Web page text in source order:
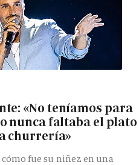
«No teníamos para
nunca faltaba el plato
churrería»
fue su niñez en una